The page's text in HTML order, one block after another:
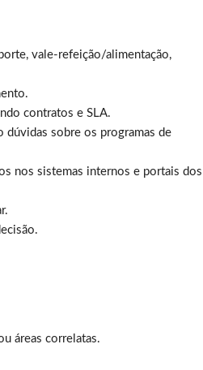
vale-refeição/alimentação,
contratos e SLA.
dúvidas sobre os programas de
nos sistemas internos e portais dos
áreas correlatas.